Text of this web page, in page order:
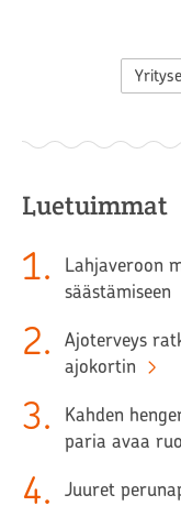
Luetuimmat
1.
Lahjaveroon
säästämiseen
2.
Ajoterveys
ajokortin
3.
Kahden
paria avaa
4. Juuret